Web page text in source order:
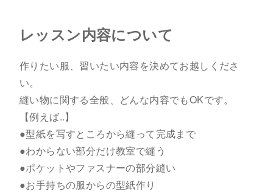
レッスン内容について
作りたい服、習いたい内容を決めてお越しくださ
い。
縫い物に関する全般、どんな内容でもOKです。
【例えば..】
●型紙を写すところから縫って完成まで
●わからない部分だけ教室で縫う
●ポケットやファスナーの部分縫い
●お手持ちの服からの型紙作り